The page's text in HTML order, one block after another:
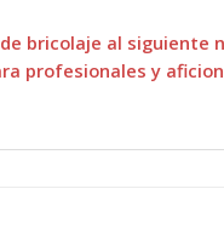
bricolaje al siguiente
profesionales y